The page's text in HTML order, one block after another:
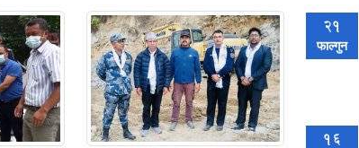
21
फाल्गुन
16